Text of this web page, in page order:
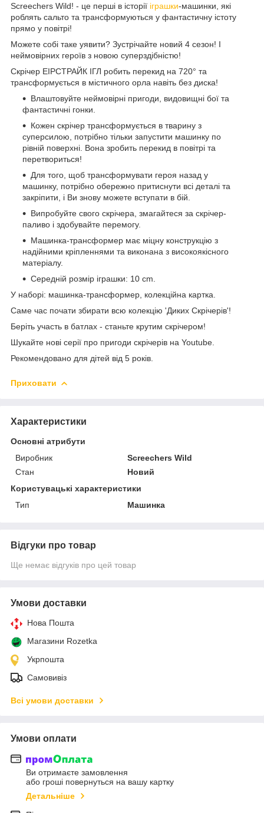
Screechers Wild! - це перші в історії іграшки-машинки, які
роблять сальто та трансформуються у фантастичну істоту
прямо у повітрі!
Можете собі таке уявити? Зустрічайте новий 4 сезон! І
неймовірних героїв з новою суперздібністю!
Скрічер ЕІРСТРАЙК ІГЛ робить перекид на 720° та
трансформується в містичного орла навіть без диска!
Влаштовуйте неймовірні пригоди, видовищні бої та
фантастичні гонки.
Кожен скрічер трансформується в тварину з
суперсилою, потрібно тільки запустити машинку по
рівній поверхні. Вона зробить перекид в повітрі та
перетвориться!
Для того, щоб трансформувати героя назад у
машинку, потрібно обережно притиснути всі деталі та
закріпити, і Ви знову можете вступати в бій.
Випробуйте свого скрічера, змагайтеся за скрічер-
паливо і здобувайте перемогу.
Машинка-трансформер має міцну конструкцію з
надійними кріпленнями та виконана з високоякісного
матеріалу.
Середній розмір іграшки: 10 cm.
У наборі: машинка-трансформер, колекційна картка.
Саме час почати збирати всю колекцію 'Диких Скрічерів'!
Беріть участь в батлах - станьте крутим скрічером!
Шукайте нові серії про пригоди скрічерів на Youtube.
Рекомендовано для дітей від 5 років.
Приховати
Характеристики
Основні атрибути
Виробник
Screechers Wild
Стан
Новий
Користувацькi характеристики
Тип
Машинка
Відгуки про товар
Ще немає відгуків про цей товар
Умови доставки
Нова Пошта
Магазини Rozetka
Укрпошта
Самовивіз
Всі умови доставки
Умови оплати
Ви отримаєте замовлення
або гроші повернуться на вашу картку
Детальніше